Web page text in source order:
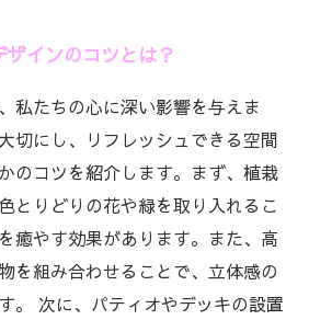
インのコツとは？
私たちの心に深い影響を与えま
切にし、リフレッシュできる空間
のコツを紹介します。まず、植栽
とりどりの花や緑を取り入れるこ
癒やす効果があります。また、高
を組み合わせることで、立体感の
。 次に、パティオやデッキの設置